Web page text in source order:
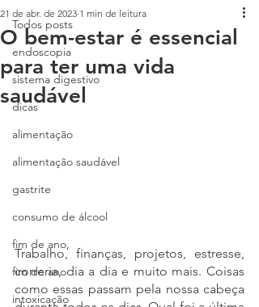
Todos posts
endoscopia
sistema digestivo
dicas
alimentação
alimentação saudável
gastrite
consumo de álcool
fim de ano,
fim de ano
intoxicação
O bem-estar é essencial
para ter uma vida
saudável
21 de abr. de 2023 1 min de leitura
Trabalho, finanças, projetos, estresse,
correria, dia a dia e muito mais. Coisas
como essas passam pela nossa cabeça